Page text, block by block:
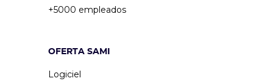
+5000 empleados
OFERTA SAMI
Logiciel